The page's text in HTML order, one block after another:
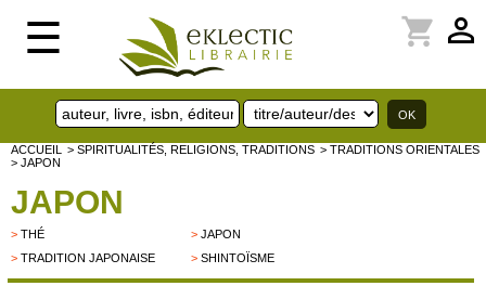
☰ perm_identity
shopping_cart
ACCUEIL > SPIRITUALITÉS, RELIGIONS, TRADITIONS > TRADITIONS ORIENTALES
> JAPON
JAPON
> THÉ >JAPON
> TRADITION JAPONAISE >SHINTOÏSME